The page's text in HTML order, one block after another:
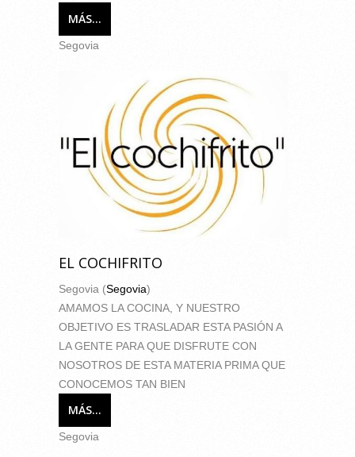
MÁS...
Segovia
EL COCHIFRITO
Segovia (Segovia)
AMAMOS LA COCINA, Y NUESTRO
OBJETIVO ES TRASLADAR ESTA PASIÓN A
LA GENTE PARA QUE DISFRUTE CON
NOSOTROS DE ESTA MATERIA PRIMA QUE
CONOCEMOS TAN BIEN
MÁS...
Segovia